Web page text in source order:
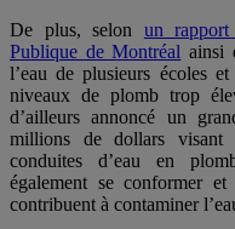
De plus, selon un
Publique de Montréal ainsi
l’eau de plusieurs écoles
niveaux de plomb trop
d’ailleurs annoncé un
millions de dollars visant
conduites d’eau en
également se conformer
contribuent à contaminer